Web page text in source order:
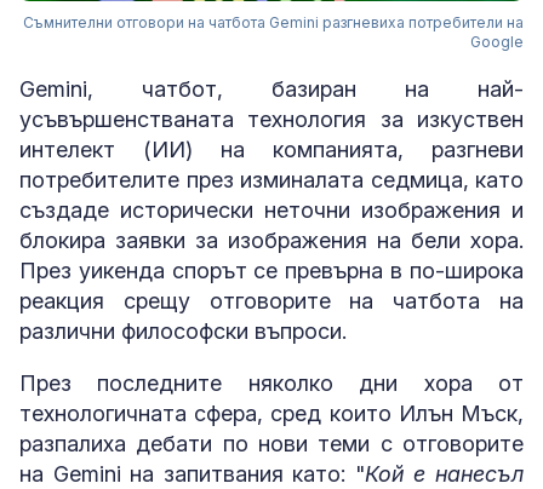
Съмнителни отговори на чатбота Gemini разгневиха потребители на
Google
Gemini, чатбот, базиран на най-
усъвършенстваната технология за изкуствен
интелект (ИИ) на компанията, разгневи
потребителите през изминалата седмица, като
създаде исторически неточни изображения и
блокира заявки за изображения на бели хора.
През уикенда спорът се превърна в по-широка
реакция срещу отговорите на чатбота на
различни философски въпроси.
През последните няколко дни хора от
технологичната сфера, сред които Илън Мъск,
разпалиха дебати по нови теми с отговорите
на Gemini на запитвания като: "Кой е нанесъл